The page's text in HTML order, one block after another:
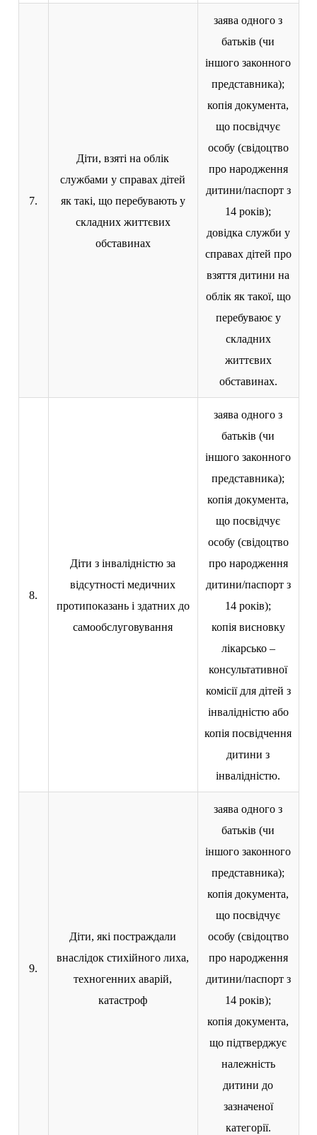
7.
Діти, взяті на облік
службами у справах дітей
як такі, що перебувають у
складних життєвих
обставинах
заява одного з
батьків (чи
іншого законного
представника);
копія документа,
що посвідчує
особу (свідоцтво
про народження
дитини/паспорт з
14 років);
довідка служби у
справах дітей про
взяття дитини на
облік як такої, що
перебуваює у
складних
життєвих
обставинах.
8.
Діти з інвалідністю за
відсутності медичних
протипоказань і здатних до
самообслуговування
заява одного з
батьків (чи
іншого законного
представника);
копія документа,
що посвідчує
особу (свідоцтво
про народження
дитини/паспорт з
14 років);
копія висновку
лікарсько –
консультативної
комісії для дітей з
інвалідністю або
копія посвідчення
дитини з
інвалідністю.
9.
Діти, які постраждали
внаслідок стихійного лиха,
техногенних аварій,
катастроф
заява одного з
батьків (чи
іншого законного
представника);
копія документа,
що посвідчує
особу (свідоцтво
про народження
дитини/паспорт з
14 років);
копія документа,
що підтверджує
належність
дитини до
зазначеної
категорії.